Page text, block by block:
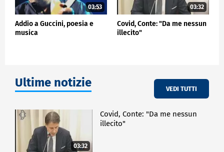
03:53
Addio a Guccini, poesia e
musica
03:32
Covid, Conte: "Da me nessun
illecito"
Ultime notizie VEDI TUTTI
03:32
Covid, Conte: "Da me nessun
illecito"